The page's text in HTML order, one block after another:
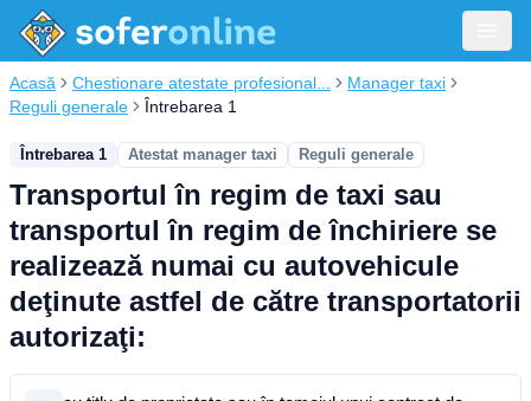
Acasă Chestionare atestate profesional...
Manager taxi
Reguli generale
Întrebarea 1
Întrebarea 1 Atestat manager taxi Reguli generale
Transportul în regim de taxi sau
transportul în regim de închiriere se
realizează numai cu autovehicule
deţinute astfel de către transportatorii
autorizaţi: